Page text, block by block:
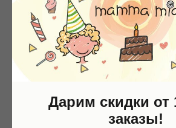
Дарим скидки от
заказы!